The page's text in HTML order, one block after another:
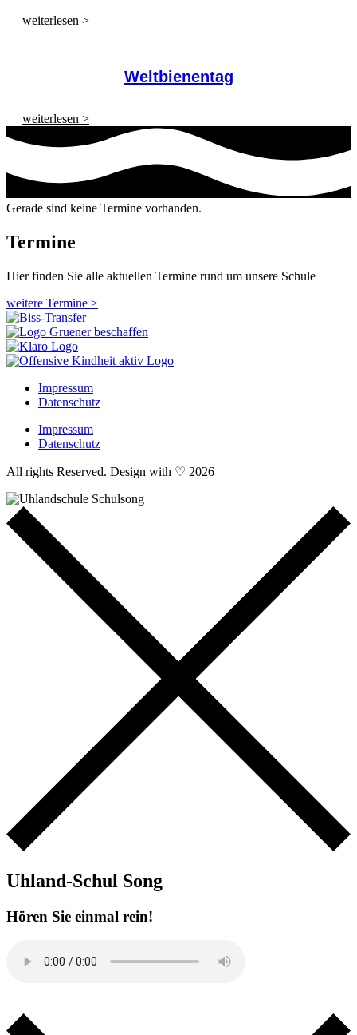
weiterlesen >
Weltbienentag
weiterlesen >
Gerade sind keine Termine vorhanden.
Termine
Hier finden Sie alle aktuellen Termine rund um unsere Schule
weitere Termine >
Impressum
Datenschutz
Impressum
Datenschutz
All rights Reserved. Design with ♡ 2026
Uhland-Schul Song
Hören Sie einmal rein!